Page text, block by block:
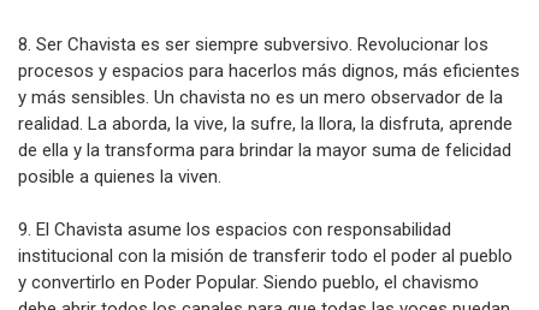
8. Ser Chavista es ser siempre subversivo. Revolucionar los
procesos y espacios para hacerlos más dignos, más eficientes
y más sensibles. Un chavista no es un mero observador de la
realidad. La aborda, la vive, la sufre, la llora, la disfruta, aprende
de ella y la transforma para brindar la mayor suma de felicidad
posible a quienes la viven.
9. El Chavista asume los espacios con responsabilidad
institucional con la misión de transferir todo el poder al pueblo
y convertirlo en Poder Popular. Siendo pueblo, el chavismo